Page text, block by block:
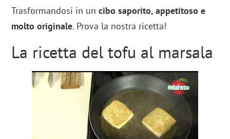
Trasformandosi in uncibo saporito, appetitoso e
molto originale. Prova la nostra ricetta!
La ricetta del tofu al marsala